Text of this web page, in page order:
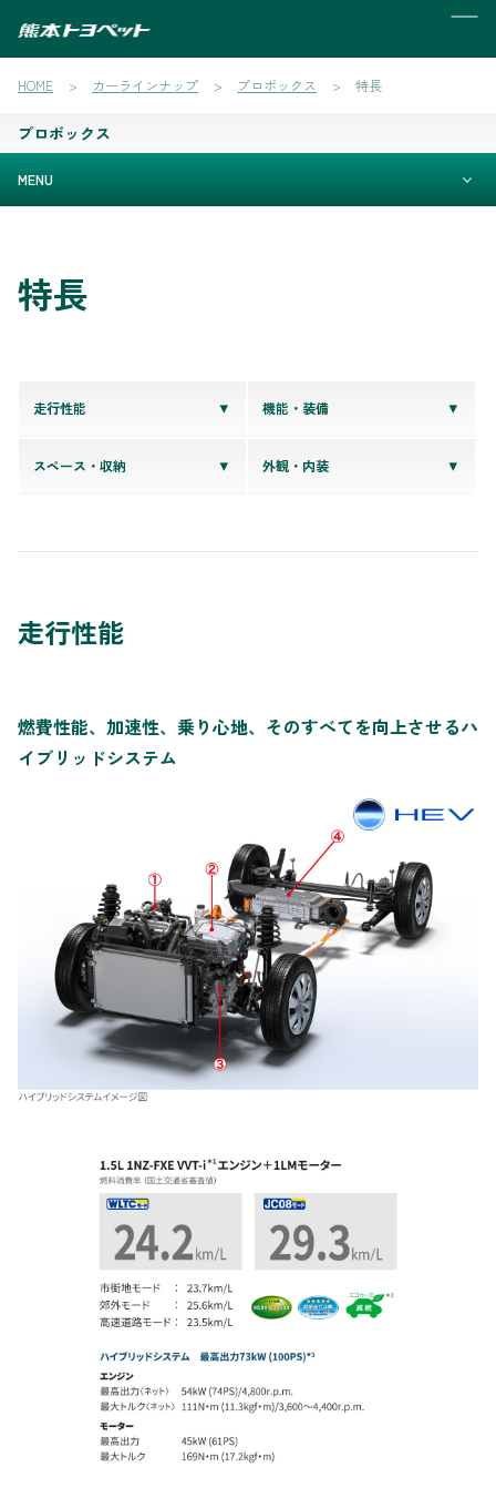
HOME カーラインナップ プロボックス 特長
プロボックス
MENU
特長
走行性能 機能・装備
スペース・収納 外観・内装
走行性能
燃費性能、加速性、乗り心地、そのすべてを向上させるハ
イブリッドシステム